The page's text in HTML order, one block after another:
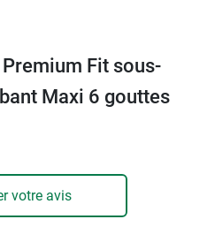
Fit sous-
Maxi 6 gouttes
votre avis